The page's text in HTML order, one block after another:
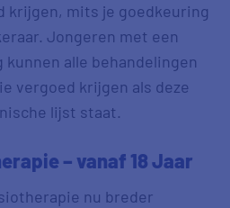
krijgen, mits je goedkeuring
Jongeren met een
alle behandelingen
vergoed krijgen als deze
lijst staat.
– vanaf 18 Jaar
nu breder